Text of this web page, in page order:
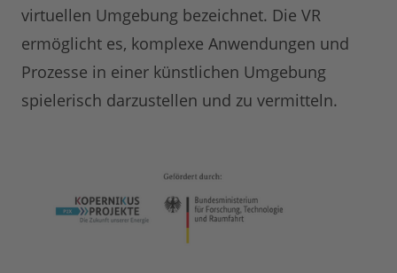
virtuellen Umgebung bezeichnet. Die VR
ermöglicht es, komplexe Anwendungen und
Prozesse in einer künstlichen Umgebung
spielerisch darzustellen und zu vermitteln.